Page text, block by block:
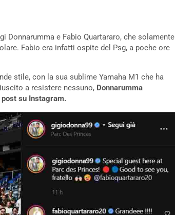
Donnarumma e Fabio Quartararo, che solamente
Fabio era infatti ospite del Psg, a poche ore
stile, con la sua sublime Yamaha M1 che ha
a resistere nessuno, Donnarumma
su Instagram.